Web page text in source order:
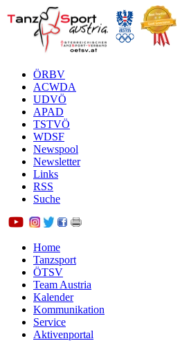
ÖRBV
ACWDA
UDVÖ
APAD
TSTVÖ
WDSF
Newspool
Newsletter
Links
RSS
Suche
Home
Tanzsport
ÖTSV
Team Austria
Kalender
Kommunikation
Service
Aktivenportal